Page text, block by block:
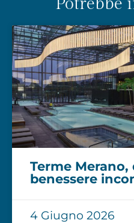
Terme Merano,
benessere
4 Giugno 2026